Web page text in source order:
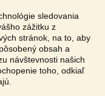
sledovania
zážitku z
stránok, na to, aby
obsah a
návštevnosti našich
toho, odkiaľ